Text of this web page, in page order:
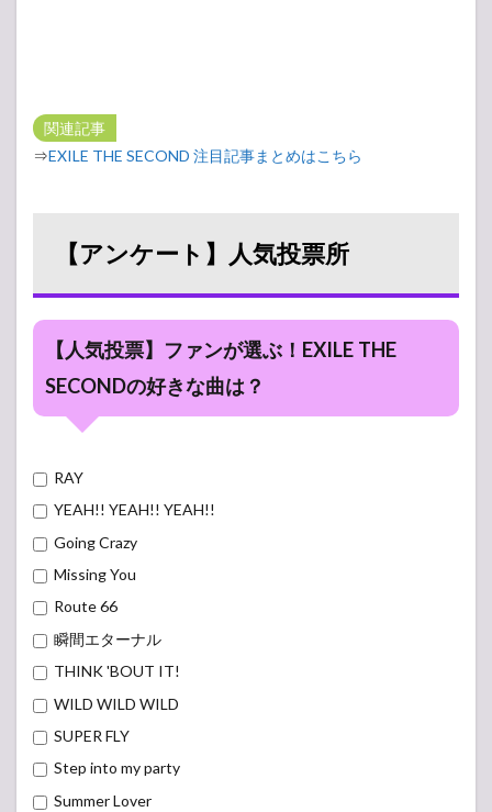
関連記事
⇒EXILE THE SECOND 注目記事まとめはこちら
【アンケート】人気投票所
【人気投票】ファンが選ぶ！EXILE THE
SECONDの好きな曲は？
RAY
YEAH!! YEAH!! YEAH!!
Going Crazy
Missing You
Route 66
瞬間エターナル
THINK 'BOUT IT!
WILD WILD WILD
SUPER FLY
Step into my party
Summer Lover